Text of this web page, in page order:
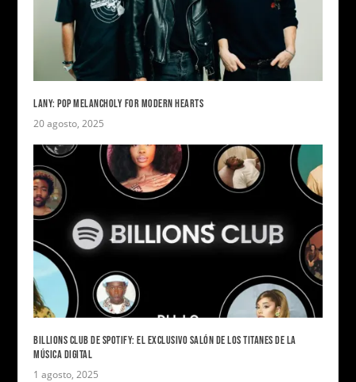
LANY: POP MELANCHOLY FOR MODERN HEARTS
20 agosto, 2025
BILLIONS CLUB DE SPOTIFY: EL EXCLUSIVO SALÓN DE LOS TITANES DE LA
MÚSICA DIGITAL
1 agosto, 2025